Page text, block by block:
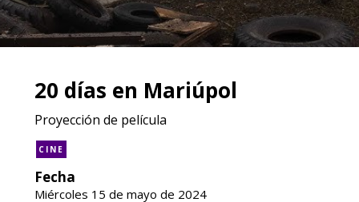
20 días en Mariúpol
Proyección de película
CINE
Fecha
Miércoles 15 de mayo de 2024